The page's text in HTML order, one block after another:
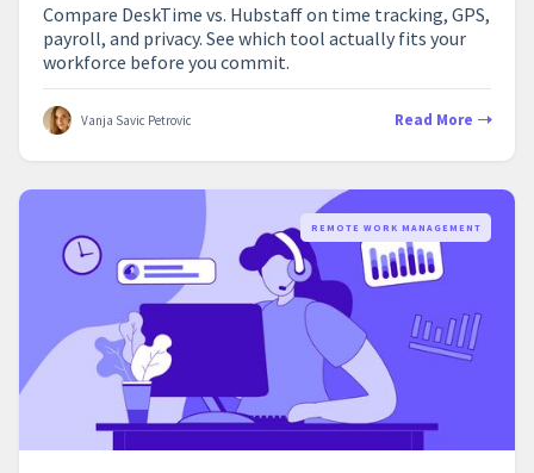
Compare DeskTime vs. Hubstaff on time tracking, GPS,
payroll, and privacy. See which tool actually fits your
workforce before you commit.
Vanja Savic Petrovic Read More
REMOTE WORK MANAGEMENT